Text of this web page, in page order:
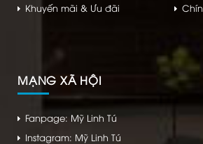
Khuyến mãi & Ưu đãi
MẠNG XÃ HỘI
Fanpage: Mỹ Linh Tú
Instagram: Mỹ Linh Tú